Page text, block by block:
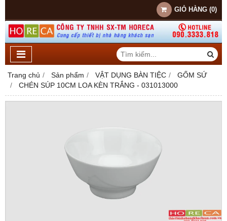
GIỎ HÀNG (0)
Trang chủ Sản phẩm VẬT DỤNG BÀN TIỆC
GỐM SỨ
CHÉN SÚP 10CM LOA KÈN TRẮNG - 031013000